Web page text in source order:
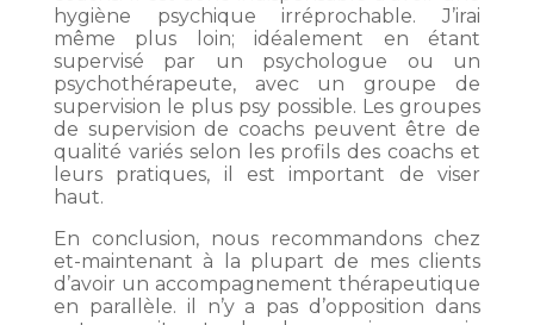
hygiène psychique irréprochable. J’irai
même plus loin; idéalement en étant
supervisé par un psychologue ou un
psychothérapeute, avec un groupe de
supervision le plus psy possible. Les groupes
de supervision de coachs peuvent être de
qualité variés selon les profils des coachs et
leurs pratiques, il est important de viser
haut.
En conclusion, nous recommandons chez
et-maintenant à la plupart de mes clients
d’avoir un accompagnement thérapeutique
en parallèle. il n’y a pas d’opposition dans